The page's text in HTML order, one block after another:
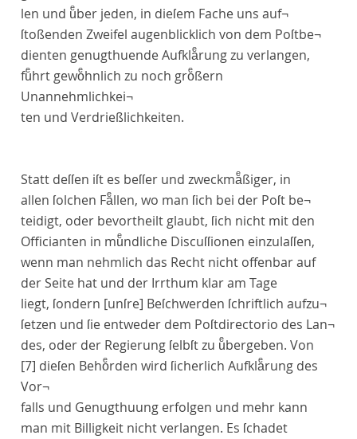
len und uͤber jeden, in dieſem Fache uns auf¬
ſtoßenden Zweifel augenblicklich von dem Poſtbe¬
dienten genugthuende Aufklaͤrung zu verlangen,
fuͤhrt gewoͤhnlich zu noch groͤßern
Unannehmlichkei¬
ten und Verdrießlichkeiten.
Statt deſſen iſt es beſſer und zweckmaͤßiger, in
allen ſolchen Faͤllen, wo man ſich bei der Poſt be¬
teidigt, oder bevortheilt glaubt, ſich nicht mit den
Officianten in muͤndliche Discuſſionen einzulaſſen,
wenn man nehmlich das Recht nicht offenbar auf
der Seite hat und der Irrthum klar am Tage
liegt, ſondern [unſre] Beſchwerden ſchriftlich aufzu¬
ſetzen und ſie entweder dem Poſtdirectorio des Lan¬
des, oder der Regierung ſelbſt zu uͤbergeben. Von
[7] dieſen Behoͤrden wird ſicherlich Aufklaͤrung des
Vor¬
falls und Genugthuung erfolgen und mehr kann
man mit Billigkeit nicht verlangen. Es ſchadet